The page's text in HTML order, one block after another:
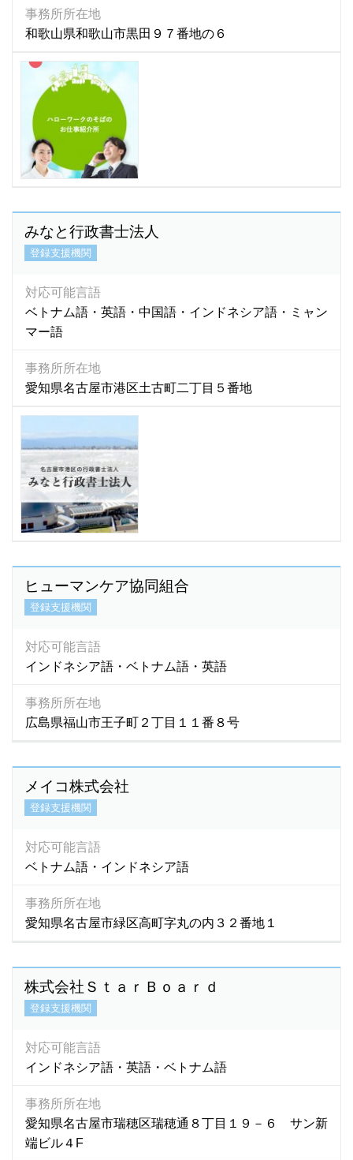
事務所所在地
和歌山県和歌山市黒田９７番地の６
みなと行政書士法人
登録支援機関
対応可能言語
ベトナム語・英語・中国語・インドネシア語・ミャン
マー語
事務所所在地
愛知県名古屋市港区土古町二丁目５番地
ヒューマンケア協同組合
登録支援機関
対応可能言語
インドネシア語・ベトナム語・英語
事務所所在地
広島県福山市王子町２丁目１１番８号
メイコ株式会社
登録支援機関
対応可能言語
ベトナム語・インドネシア語
事務所所在地
愛知県名古屋市緑区高町字丸の内３２番地１
株式会社ＳｔａｒＢｏａｒｄ
登録支援機関
対応可能言語
インドネシア語・英語・ベトナム語
事務所所在地
愛知県名古屋市瑞穂区瑞穂通８丁目１９－６ サン新
端ビル４F